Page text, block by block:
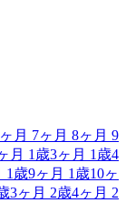
月 7ヶ月 8ヶ月 9
月 1歳3ヶ月 1歳4
1歳9ヶ月 1歳10ヶ
3ヶ月 2歳4ヶ月 2